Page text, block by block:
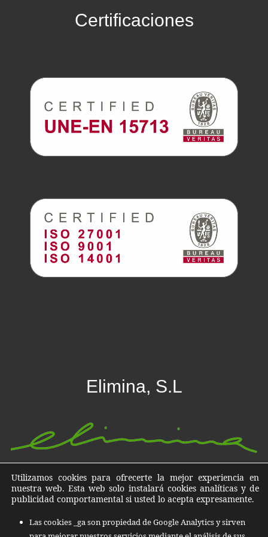
Certificaciones
Elimina, S.L
Destrucción de datos, documentos y archivos en Islas
Baleares, Islas Canarias y todo el territorio Nacional
Utilizamos cookies para ofrecerte la mejor experiencia en
nuestra web. Esta web solo instalará cookies analíticas y de
publicidad comportamental si usted lo acepta expresamente.
Las cookies _ga son propiedad de Google Analytics y sirven